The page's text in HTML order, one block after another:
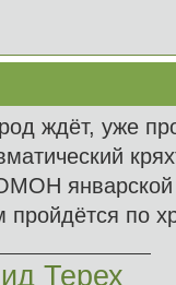
ждёт, уже
январской
пройдётся по
Терех